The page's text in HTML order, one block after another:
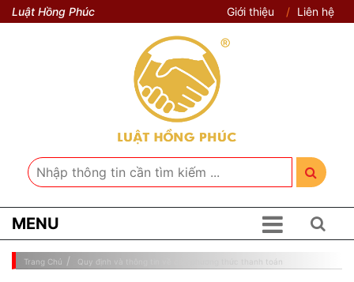
Luật Hồng Phúc Giới thiệu Liên hệ
MENU
Trang Chủ Quy định và thông tin về các phương thức thanh toán